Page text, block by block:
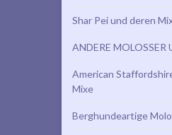
Shar Pei und deren
ANDERE MOLOSSER
American
Mixe
Berghundeartige